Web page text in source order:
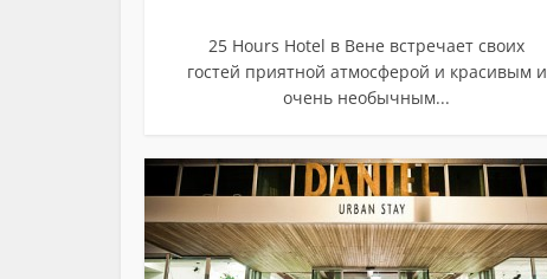
25 Hours Hotel в Вене встречает своих
гостей приятной атмосферой и красивым и
очень необычным...